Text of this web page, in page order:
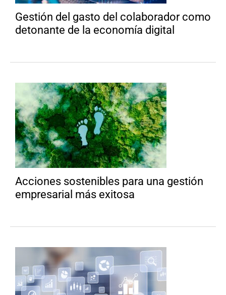
Gestión del gasto del colaborador como
detonante de la economía digital
Acciones sostenibles para una gestión
empresarial más exitosa